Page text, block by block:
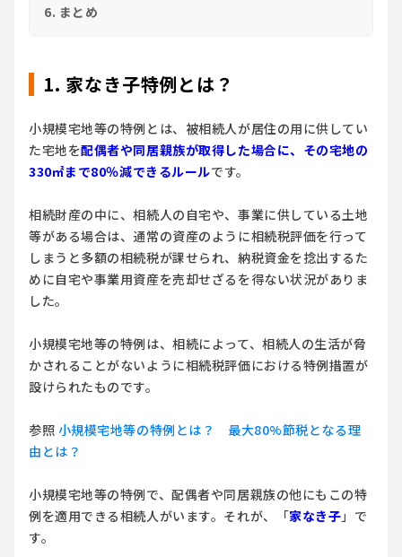
6. まとめ
1. 家なき子特例とは？
小規模宅地等の特例とは、被相続人が居住の用に供してい
た宅地を配偶者や同居親族が取得した場合に、その宅地の
330㎡まで80％減できるルールです。
相続財産の中に、相続人の自宅や、事業に供している土地
等がある場合は、通常の資産のように相続税評価を行って
しまうと多額の相続税が課せられ、納税資金を捻出するた
めに自宅や事業用資産を売却せざるを得ない状況がありま
した。
小規模宅地等の特例は、相続によって、相続人の生活が脅
かされることがないように相続税評価における特例措置が
設けられたものです。
参照 小規模宅地等の特例とは？ 最大80%節税となる理
由とは？
小規模宅地等の特例で、配偶者や同居親族の他にも この特
例を適用できる相続人がいます。それが、
「家なき子」 で
す。